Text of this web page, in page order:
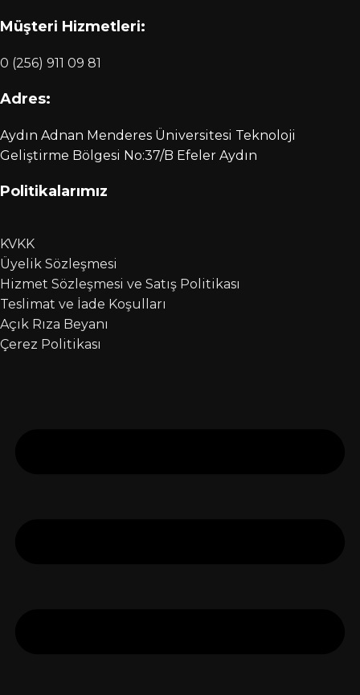
Müşteri Hizmetleri:
0 (256) 911 09 81
Adres:
Aydın Adnan Menderes Üniversitesi Teknoloji
Geliştirme Bölgesi No:37/B Efeler Aydın
Politikalarımız
KVKK
Üyelik Sözleşmesi
Hizmet Sözleşmesi ve Satış Politikası
Teslimat ve İade Koşulları
Açık Rıza Beyanı
Çerez Politikası